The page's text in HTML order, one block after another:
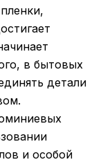
в бытовых
детали
и особой